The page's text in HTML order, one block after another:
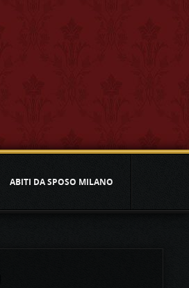
ABITI DA SPOSO MILANO